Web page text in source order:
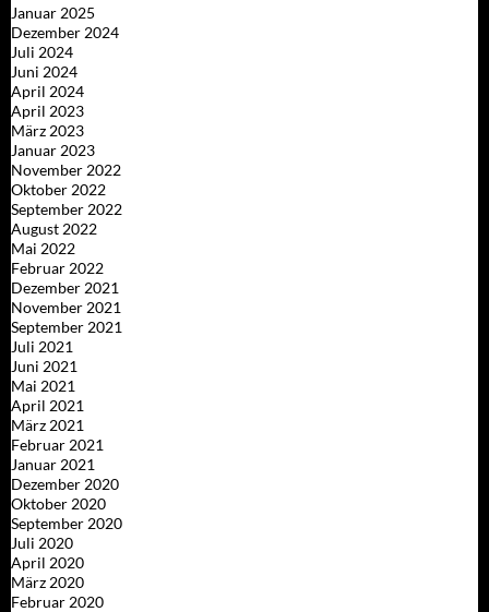
Januar 2025
Dezember 2024
Juli 2024
Juni 2024
April 2024
April 2023
März 2023
Januar 2023
November 2022
Oktober 2022
September 2022
August 2022
Mai 2022
Februar 2022
Dezember 2021
November 2021
September 2021
Juli 2021
Juni 2021
Mai 2021
April 2021
März 2021
Februar 2021
Januar 2021
Dezember 2020
Oktober 2020
September 2020
Juli 2020
April 2020
März 2020
Februar 2020